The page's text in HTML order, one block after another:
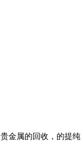
金属的回收，的提纯